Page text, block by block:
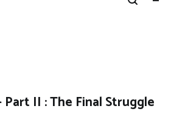
Part II : The Final Struggle